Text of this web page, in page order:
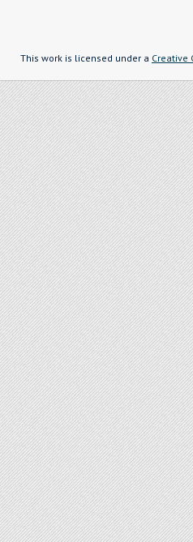
This work is licensed under a Creative